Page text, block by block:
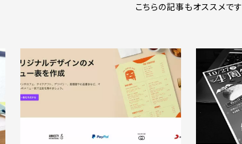
こちらの記事もオススメです